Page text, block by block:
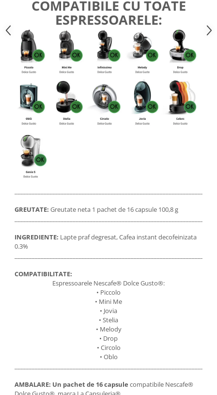
COMPATIBILE CU TOATE
ESPRESSOARELE:
GREUTATE: Greutate neta 1 pachet de 16 capsule 100,8 g
INGREDIENTE: Lapte praf degresat, Cafea instant decofeinizata
0.3%
COMPATIBILITATE:
Espressoarele Nescafe® Dolce Gusto®:
• Piccolo
• Mini Me
• Jovia
• Stelia
• Melody
• Drop
• Circolo
• Oblo
AMBALARE: Un pachet de 16 capsule compatibile Nescafe®